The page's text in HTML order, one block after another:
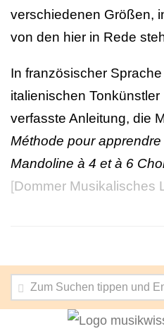
verschiedenen Größen,
von den hier in Rede
In französischer
italienischen
verfasste Anleitung, die
Méthode pour
Mandoline à 4 et à 6
[Dommer Musikalisches